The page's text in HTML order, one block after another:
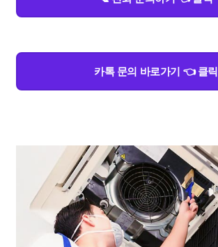
카톡 문의 바로가기 👈 클릭